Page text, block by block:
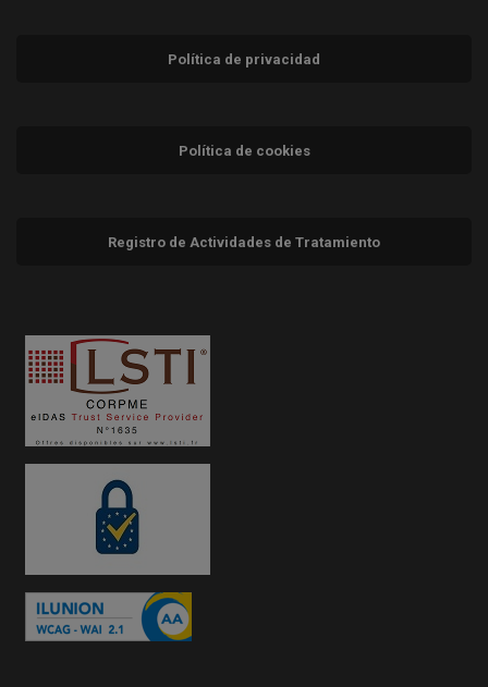
Política de privacidad
Política de cookies
Registro de Actividades de Tratamiento